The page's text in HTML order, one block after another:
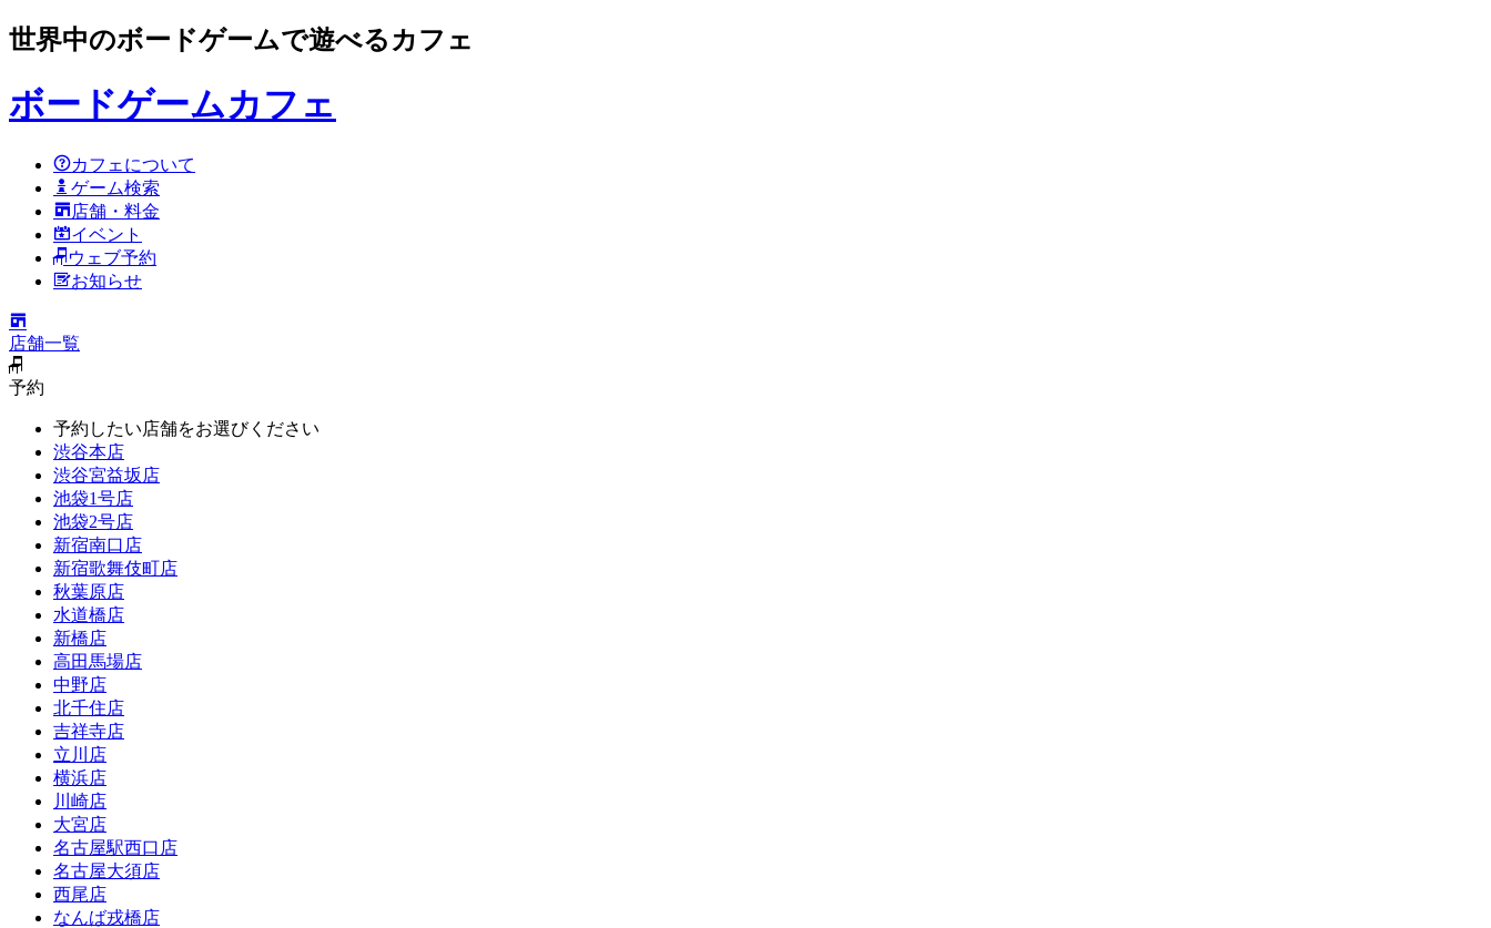
世界中のボードゲームで遊べるカフェ
ボードゲームカフェ
カフェについて
ゲーム検索
店舗・料金
イベント
ウェブ予約
お知らせ
店舗一覧
予約
予約したい店舗をお選びください
渋谷本店
渋谷宮益坂店
池袋1号店
池袋2号店
新宿南口店
新宿歌舞伎町店
秋葉原店
水道橋店
新橋店
高田馬場店
中野店
北千住店
吉祥寺店
立川店
横浜店
川崎店
大宮店
名古屋駅西口店
名古屋大須店
西尾店
なんば戎橋店